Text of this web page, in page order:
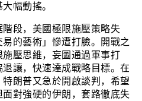
幅動搖。
段，美國極限施壓策略失
的藝術」慘遭打臉。開戰之
壓思維，妄圖通過軍事打
讓，快速達成戰略目標。在
朗普又急於開啟談判，希望
對強硬的伊朗，套路徹底失